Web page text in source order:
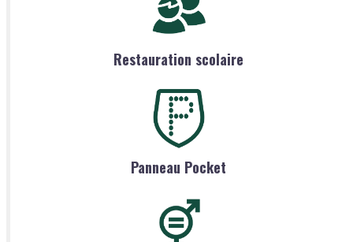
Restauration scolaire
Panneau Pocket